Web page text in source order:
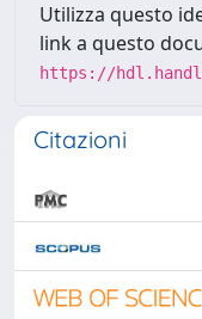
Utilizza questo
link a questo
https://
Citazioni